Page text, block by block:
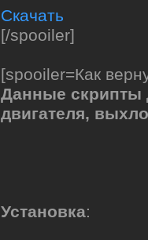
Скачать
[/spooiler]
[spooiler=Как
Данные скрипты
двигателя,
Установка: